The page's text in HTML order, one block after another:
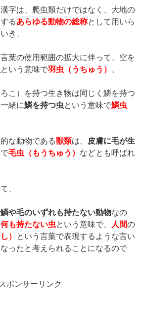
字は、爬虫類だけではなく、大地の
るあらゆる動物の総称として用いら
き、
葉の使用範囲の拡大に伴って、空を
という意味で羽虫（うちゅう）
こ）を持つ生き物は同じく鱗を持つ
緒に鱗を持つ虫という意味で鱗虫
な動物である獣類は、 皮膚に毛が生
毛虫（もうちゅう） などとも呼ばれ
、
や毛のいずれも持たない動物なの
も持たない虫という意味で、 人間の
） という言葉で表現するような言い
ったと考えられることになるので
スポンサーリンク